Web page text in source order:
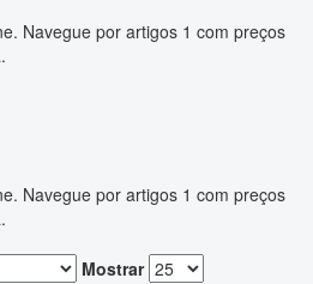
Navegue por artigos 1 com preços
Navegue por artigos 1 com preços
Mostrar